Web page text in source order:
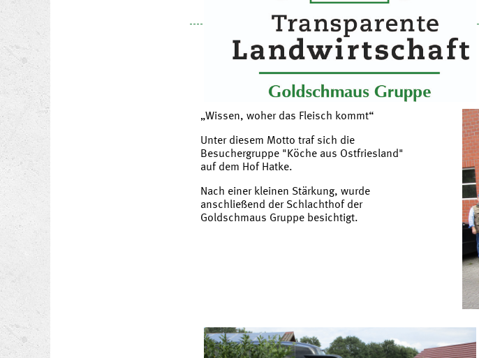
„Wissen, woher das Fleisch kommt“
Unter diesem Motto traf sich die
Besuchergruppe "Köche aus Ostfriesland"
auf dem Hof Hatke.
Nach einer kleinen Stärkung, wurde
anschließend der Schlachthof der
Goldschmaus Gruppe besichtigt.